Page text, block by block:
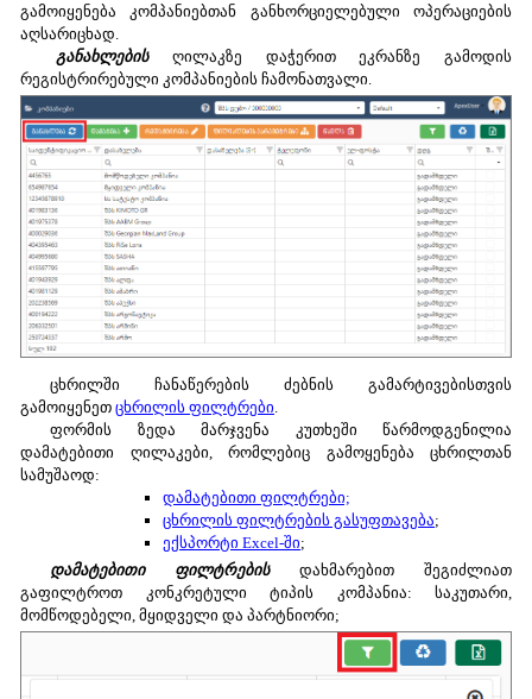
გამოიყენება კომპანიებთან განხორციელებული ოპერაციების
აღსარიცხად.
განახლებისღილაკზე დაჭერით ეკრანზე გამოდის
რეგისტრირებული კომპანიების ჩამონათვალი.
ცხრილში ჩანაწერების ძებნის გამარტივებისთვის
გამოიყენეთ ცხრილის ფილტრები.
ფორმის ზედა მარჯვენა კუთხეში წარმოდგენილია
დამატებითი ღილაკები, რომლებიც გამოყენება ცხრილთან
სამუშაოდ:
დამატებითი ფილტრები;
ცხრილის ფილტრების გასუფთავება;
ექსპორტი Excel-ში;
დამატებითი ფილტრებისდახმარებით შეგიძლიათ
გაფილტროთ კონკრეტული ტიპის კომპანია: საკუთარი,
მომწოდებელი, მყიდველი და პარტნიორი;